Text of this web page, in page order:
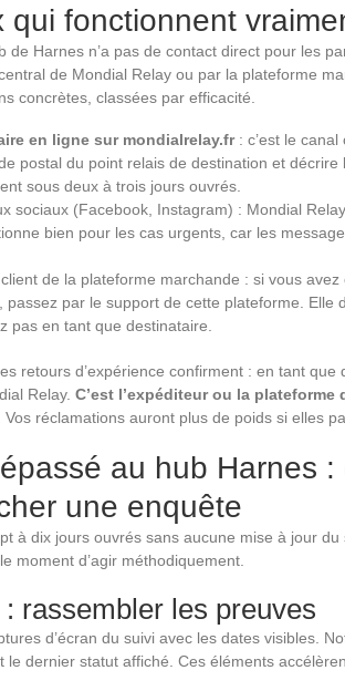
qui fonctionnent
de Harnes n’a pas de contact direct pour les
de Mondial Relay ou par la plateforme
concrètes, classées par efficacité.
en ligne sur mondialrelay.fr: c’est le canal
postal du point relais de destination et
sous deux à trois jours ouvrés.
sociaux (Facebook, Instagram) : Mondial
bien pour les cas urgents, car les
de la plateforme marchande : si vous
passez par le support de cette plateforme. Elle
pas en tant que destinataire.
retours d’expérience confirment : en tant que
Relay. C’est l’expéditeur ou la
Vos réclamations auront plus de poids si elles
au hub Harnes
une enquête
à dix jours ouvrés sans aucune mise à jour
moment d’agir méthodiquement.
: rassembler les preuves
d’écran du suivi avec les dates visibles.
le dernier statut affiché. Ces éléments